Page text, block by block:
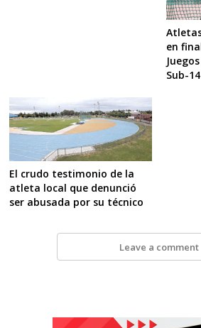
en
Sub-14
El crudo testimonio de la
atleta local que denunció
ser abusada por su técnico
Leave a comment